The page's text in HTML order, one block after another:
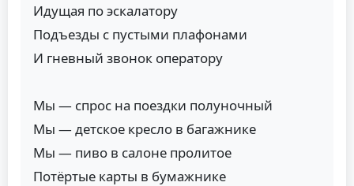
Идущая по эскалатору
Подъезды с пустыми плафонами
И гневный звонок оператору
Мы — спрос на поездки полуночный
Мы — детское кресло в багажнике
Мы — пиво в салоне пролитое
Потёртые карты в бумажнике